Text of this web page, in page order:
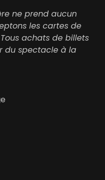
ne prend aucun
les cartes de
achats de billets
du spectacle à la